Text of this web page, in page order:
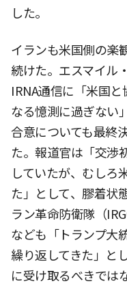
した。
イランも米国側の楽
続けた。エスマイル
IRNA通信に「米国
なる憶測に過ぎない
合意についても最終
た。報道官は「交渉
していたが、むしろ
た」として、膠着状
ラン革命防衛隊（
なども「トランプ大
繰り返してきた」と
に受け取るべきでは